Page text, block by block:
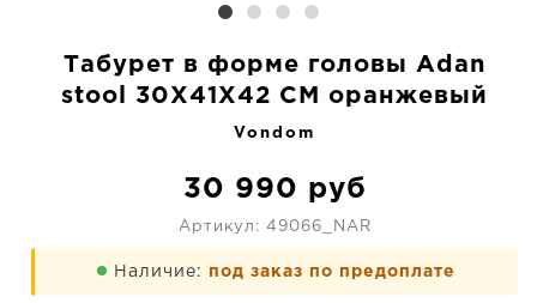
Табурет в форме головы Adan
stool 30X41X42 CM оранжевый
Vondom
30 990 руб
Артикул: 49066_NAR
Наличие: под заказ по предоплате